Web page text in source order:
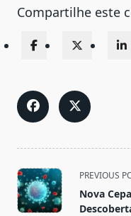
Compartilhe este
<span
class="nav-
subtitle
PREVIOUS
Nova